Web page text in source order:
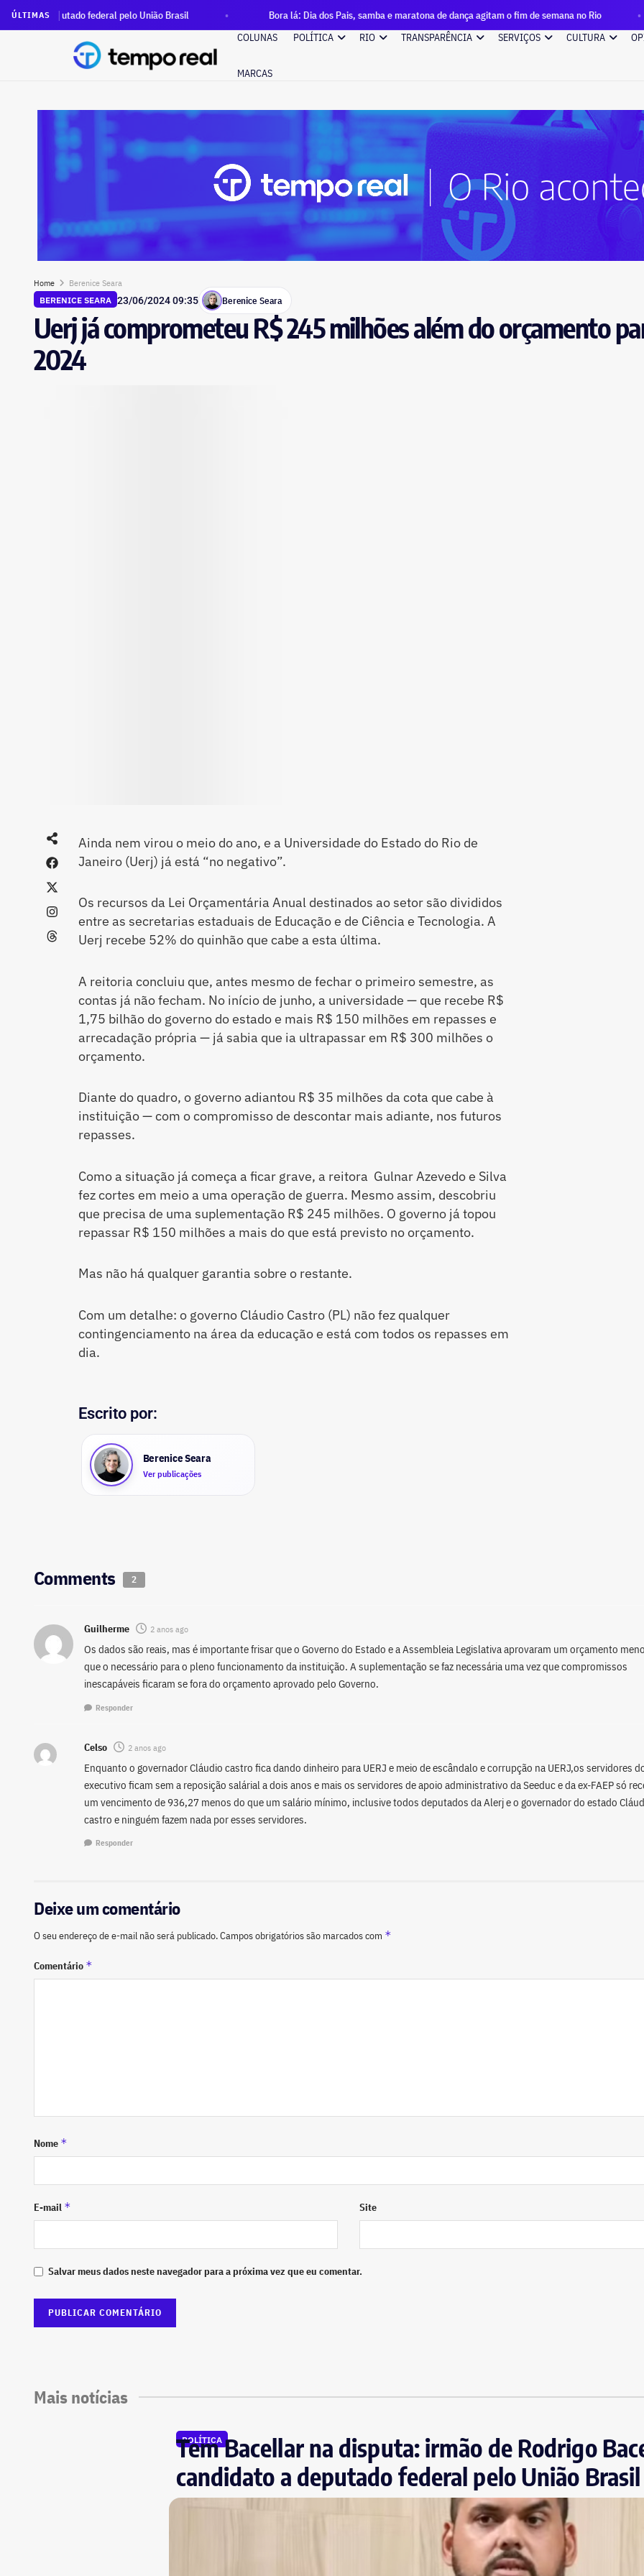
ÚLTIMAS
federal pelo União Brasil Bora lá: Dia dos Pais, samba e maratona de dança agitam o fim de semana no Rio
Do
COLUNAS
POLÍTICA RIO TRANSPARÊNCIA SERVIÇOS CULTURA
MARCAS
Home
Berenice Seara
BERENICE SEARA 23/06/2024 09:35 Berenice Seara
Uerj já comprometeu R$ 245 milhões além do orçamento
2024
Ainda nem virou o meio do ano, e a Universidade do Estado do Rio de
Janeiro (Uerj) já está “no negativo”.
Os recursos da Lei Orçamentária Anual destinados ao setor são divididos
entre as secretarias estaduais de Educação e de Ciência e Tecnologia. A
Uerj recebe 52% do quinhão que cabe a esta última.
A reitoria concluiu que, antes mesmo de fechar o primeiro semestre, as
contas já não fecham. No início de junho, a universidade — que recebe R$
1,75 bilhão do governo do estado e mais R$ 150 milhões em repasses e
arrecadação própria — já sabia que ia ultrapassar em R$ 300 milhões o
orçamento.
Diante do quadro, o governo adiantou R$ 35 milhões da cota que cabe à
instituição — com o compromisso de descontar mais adiante, nos futuros
repasses.
Como a situação já começa a ficar grave, a reitora Gulnar Azevedo e Silva
fez cortes em meio a uma operação de guerra. Mesmo assim, descobriu
que precisa de uma suplementação R$ 245 milhões. O governo já topou
repassar R$ 150 milhões a mais do que está previsto no orçamento.
Mas não há qualquer garantia sobre o restante.
Com um detalhe: o governo Cláudio Castro (PL) não fez qualquer
contingenciamento na área da educação e está com todos os repasses em
dia.
Escrito por:
Berenice Seara
Ver publicações
Comments 2
Guilherme 2 anos ago
Os dados são reais, mas é importante frisar que o Governo do Estado e a Assembleia Legislativa aprovaram um orçamento
que o necessário para o pleno funcionamento da instituição. A suplementação se faz necessária uma vez que compromissos
inescapáveis ficaram se fora do orçamento aprovado pelo Governo.
Responder
Celso 2 anos ago
Enquanto o governador Cláudio castro fica dando dinheiro para UERJ e meio de escândalo e corrupção na UERJ,os servidores
executivo ficam sem a reposição salárial a dois anos e mais os servidores de apoio administrativo da Seeduc e da ex-FAEP só
um vencimento de 936,27 menos do que um salário mínimo, inclusive todos deputados da Alerj e o governador do estado
castro e ninguém fazem nada por esses servidores.
Responder
Deixe um comentário
O seu endereço de e-mail não será publicado.Campos obrigatórios são marcados com *
Comentário *
Nome *
E-mail * Site
Salvar meus dados neste navegador para a próxima vez que eu comentar.
Mais notícias
POLÍTICA
Tem Bacellar na disputa: irmão de Rodrigo
candidato a deputado federal pelo União Brasil